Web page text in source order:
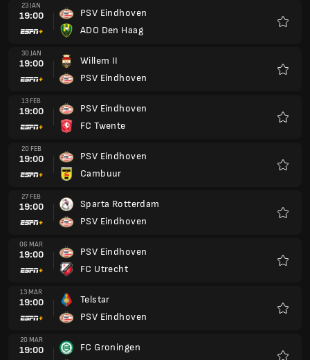
23 JAN
19:00
PSV Eindhoven
ADO Den Haag
30 JAN
19:00
Willem II
PSV Eindhoven
13 FEB
19:00
PSV Eindhoven
FC Twente
20 FEB
19:00
PSV Eindhoven
Cambuur
27 FEB
19:00
Sparta Rotterdam
PSV Eindhoven
06 MAR
19:00
PSV Eindhoven
FC Utrecht
13 MAR
19:00
Telstar
PSV Eindhoven
20 MAR
19:00
FC Groningen